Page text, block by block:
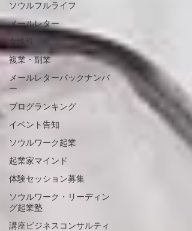
ソウルフルライフ
メールレター
女性性
複業・副業
メールレターバックナンバ
ー
ブログランキング
イベント告知
ソウルワーク起業
起業家マインド
体験セッション募集
ソウルワーク・リーディン
グ起業塾
講座ビジネスコンサルティ